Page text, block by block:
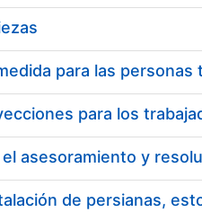
de persianas,